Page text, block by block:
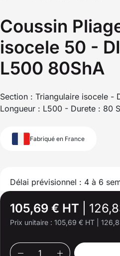
Coussin
isocele 50 -
L500 80ShA
Section : Triangulaire isocele -
Longueur : L500 - Durete : 80
Fabriqué en France
Délai prévisionnel : 4 à 6
105,69 € HT
Prix unitaire : 105,69 € HT